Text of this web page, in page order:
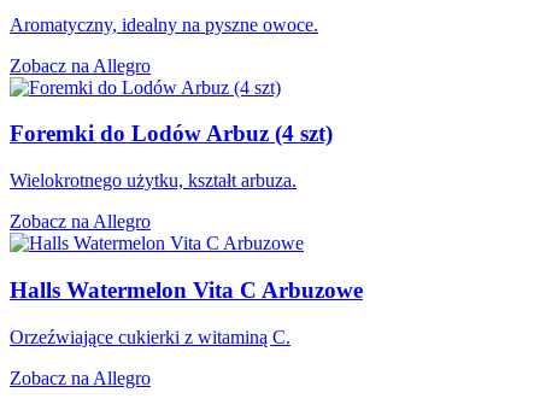
Aromatyczny, idealny na pyszne owoce.
Zobacz na Allegro
Foremki do Lodów Arbuz (4 szt)
Wielokrotnego użytku, kształt arbuza.
Zobacz na Allegro
Halls Watermelon Vita C Arbuzowe
Orzeźwiające cukierki z witaminą C.
Zobacz na Allegro